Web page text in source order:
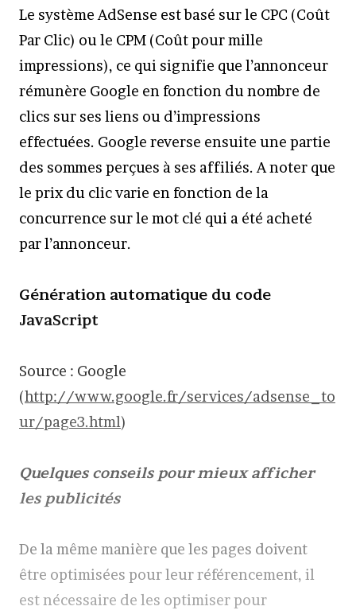
Le système AdSense est basé sur le CPC (Coût
Par Clic) ou le CPM (Coût pour mille
impressions), ce qui signifie que l’annonceur
rémunère Google en fonction du nombre de
clics sur ses liens ou d’impressions
effectuées. Google reverse ensuite une partie
des sommes perçues à ses affiliés. A noter que
le prix du clic varie en fonction de la
concurrence sur le mot clé qui a été acheté
par l’annonceur.
Génération automatique du code
JavaScript
Source : Google
(http://www.google.fr/services/adsense_to
ur/page3.html)
Quelques conseils pour mieux afficher
les publicités
De la même manière que les pages doivent
être optimisées pour leur référencement, il
est nécessaire de les optimiser pour